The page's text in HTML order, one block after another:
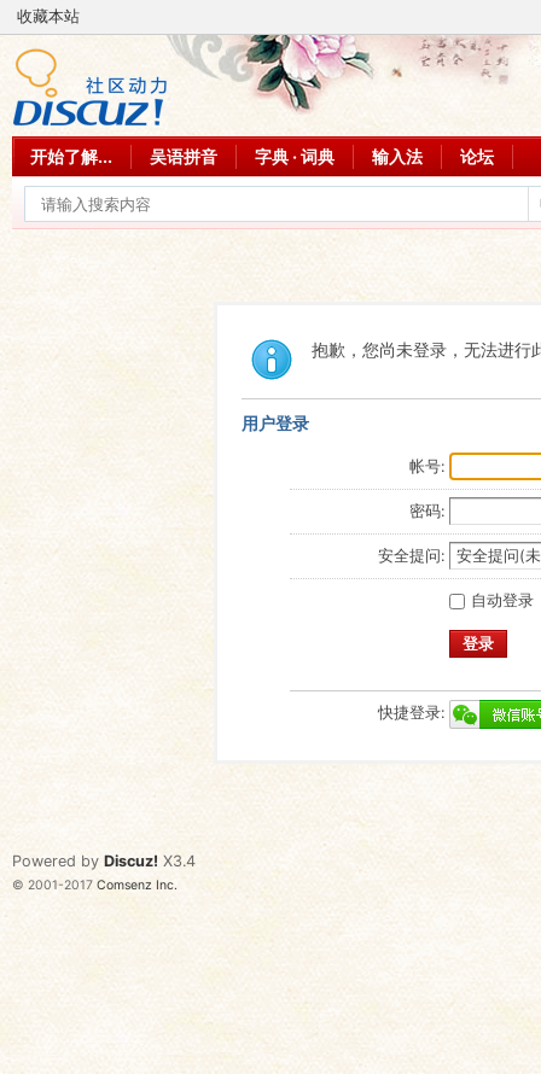
收藏本站
开始了解... 吴语拼音 字典 · 词典 输入法 论坛
抱歉，您尚未登录，无法进行
用户登录
帐号:
密码:
安全提问:
自动登录
登录
快捷登录:
Powered by Discuz! X3.4
© 2001-2017 Comsenz Inc.